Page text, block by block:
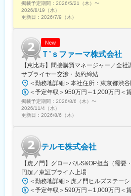
■担当に関して：
大学病院などの基幹病院を担当いた
■仕事の魅力：
治療部位や手順に合わせて多様な製
には治療効果とQOLの向上を、ドク
のパフォーマンスを発揮できる製品
ます。中でもMRは製品情報提供の
安全に使用されるために研修会を開
レーニングの機会を提供するなど重
やりがいを感じられます。
掲載予定期間： 2026/5/21（木） 〜
2026/8/19（水）
更新日： 2026/7/9（木）
New
Ｔ’ｓファーマ株式会社
【恵比寿】間接購買マネージャー／全社
サプライヤー交渉・契約締結
掲載予定期間： 2026/8/6（木） 〜
2026/11/4（水）
更新日： 2026/8/6（木）
テルモ株式会社
【虎ノ門】グローバルS&OP担当（需要
円超／東証プライム上場